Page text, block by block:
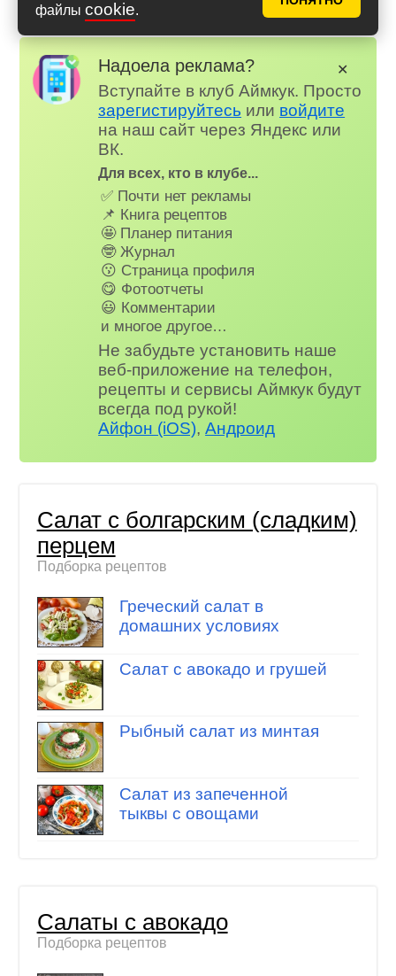
файлы cookie.
Российском мессенджере MAX
Надоела реклама?
Вступайте в клуб Аймкук. Просто
зарегистируйтесь или войдите
на наш сайт через Яндекс или
ВК.
Для всех, кто в клубе...
✅ Почти нет рекламы
📌 Книга рецептов
🤩 Планер питания
🤓 Журнал
😗 Страница профиля
😋 Фотоотчеты
😃 Комментарии
и многое другое…
Не забудьте установить наше
веб-приложение на телефон,
рецепты и сервисы Аймкук будут
всегда под рукой!
Айфон (iOS),Андроид
✕
Салат с болгарским (сладким)
перцем
Подборка рецептов
Греческий салат в
домашних условиях
Салат с авокадо и грушей
Рыбный салат из минтая
Салат из запеченной
тыквы с овощами
Салаты с авокадо
Подборка рецептов